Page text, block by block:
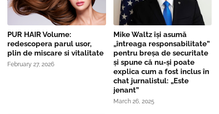
PUR HAIR Volume:
redescopera parul usor,
plin de miscare si vitalitate
February 27, 2026
Mike Waltz îşi asumă
„întreaga responsabilitate”
pentru breşa de securitate
și spune că nu-și poate
explica cum a fost inclus în
chat jurnalistul: „Este
jenant”
March 26, 2025